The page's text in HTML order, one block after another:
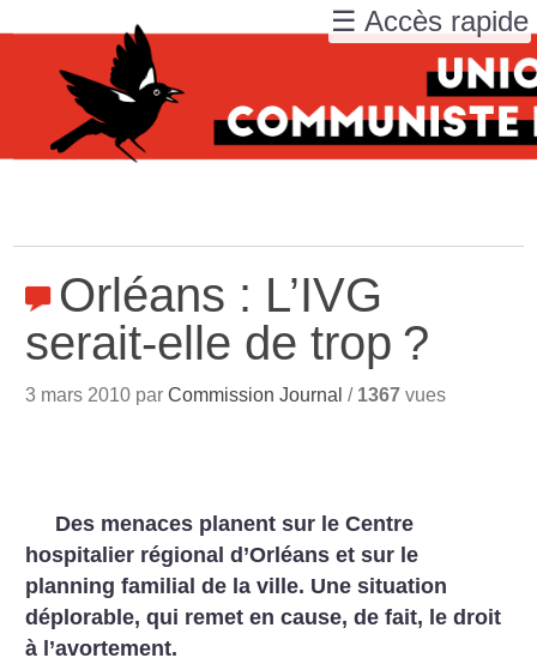
Orléans : L’IVG
serait-elle de trop ?
3 mars 2010 parCommission Journal / 1367 vues
Des menaces planent sur le Centre
hospitalier régional d’Orléans et sur le
planning familial de la ville. Une situation
déplorable, qui remet en cause, de fait, le droit
à l’avortement.
☰ Accès rapide